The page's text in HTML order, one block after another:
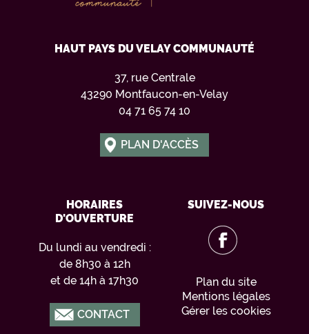
HAUT PAYS DU VELAY COMMUNAUTÉ
37, rue Centrale
43290 Montfaucon-en-Velay
04 71 65 74 10
PLAN D'ACCÈS
HORAIRES
D'OUVERTURE
Du lundi au vendredi :
de 8h30 à 12h
et de 14h à 17h30
CONTACT
SUIVEZ-NOUS
Plan du site
Mentions légales
Gérer les cookies